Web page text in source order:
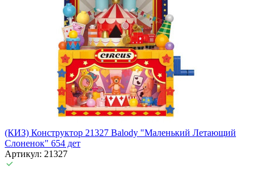
(КИЗ) Конструктор 21327 Balody "Маленький Летающий
Слоненок" 654 дет
Артикул: 21327